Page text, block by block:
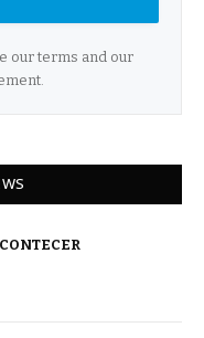
our terms and our